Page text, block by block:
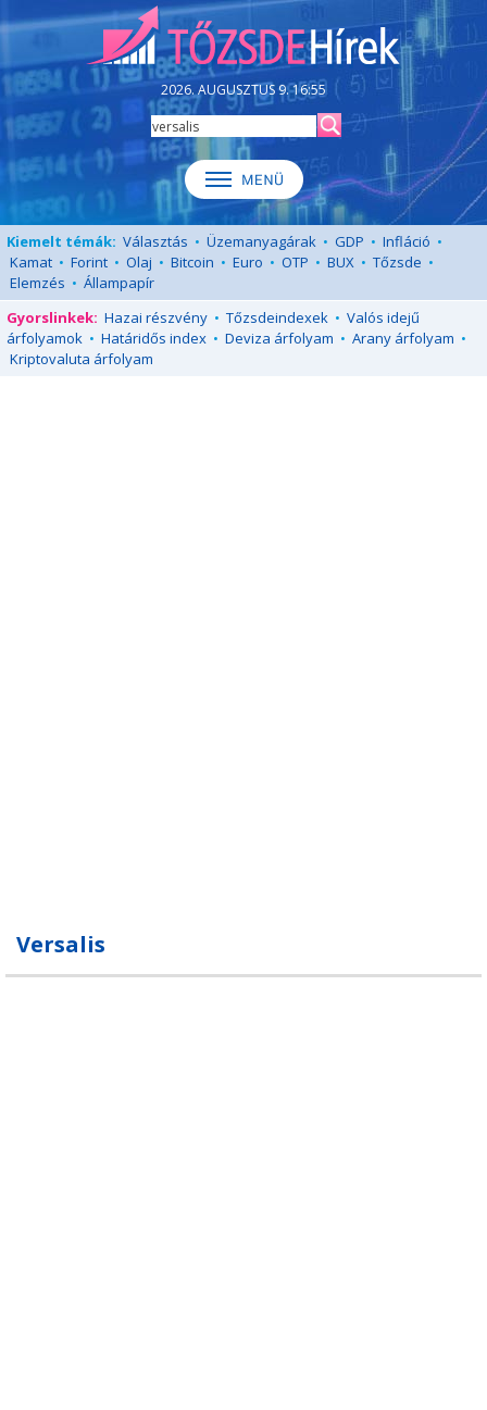
2026. AUGUSZTUS 9. 16:55
Kiemelt témák: Választás • Üzemanyagárak • GDP • Infláció •
Kamat • Forint • Olaj • Bitcoin • Euro • OTP • BUX • Tőzsde •
Elemzés • Állampapír
Gyorslinkek: Hazai részvény • Tőzsdeindexek • Valós idejű
árfolyamok • Határidős index • Deviza árfolyam • Arany árfolyam •
Kriptovaluta árfolyam
Versalis